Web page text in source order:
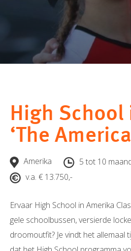
High School
‘The
Amerika 5 tot 10
v.a. € 13.750,-
Ervaar High School in Amerika
gele schoolbussen, versierde
droomoutfit? Je vindt het allemaal